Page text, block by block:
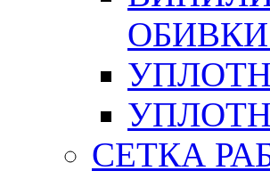
СЕТКА